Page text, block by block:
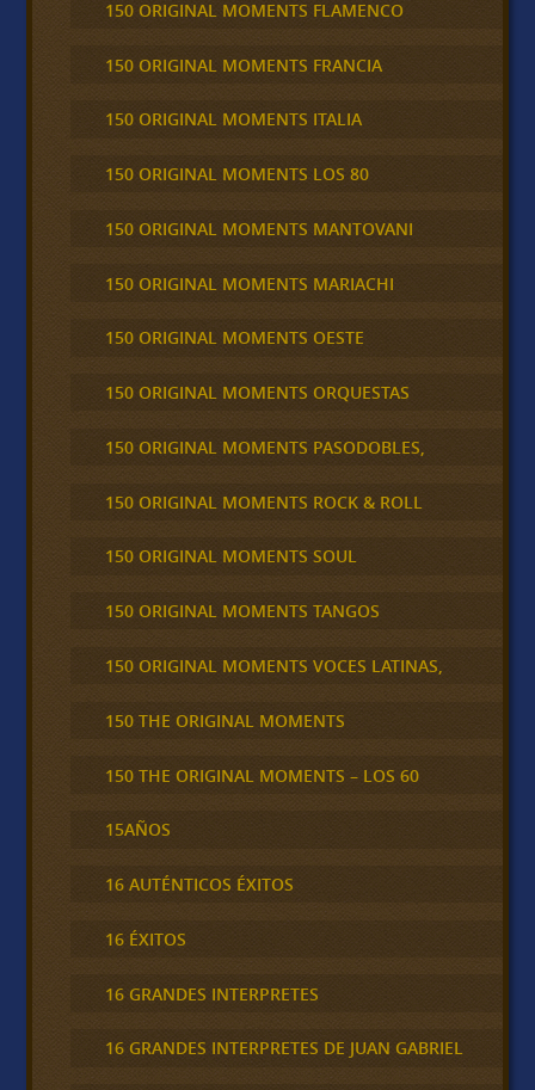
150 ORIGINAL MOMENTS FLAMENCO
150 ORIGINAL MOMENTS FRANCIA
150 ORIGINAL MOMENTS ITALIA
150 ORIGINAL MOMENTS LOS 80
150 ORIGINAL MOMENTS MANTOVANI
150 ORIGINAL MOMENTS MARIACHI
150 ORIGINAL MOMENTS OESTE
150 ORIGINAL MOMENTS ORQUESTAS
150 ORIGINAL MOMENTS PASODOBLES,
150 ORIGINAL MOMENTS ROCK & ROLL
150 ORIGINAL MOMENTS SOUL
150 ORIGINAL MOMENTS TANGOS
150 ORIGINAL MOMENTS VOCES LATINAS,
150 THE ORIGINAL MOMENTS
150 THE ORIGINAL MOMENTS – LOS 60
15AÑOS
16 AUTÉNTICOS ÉXITOS
16 ÉXITOS
16 GRANDES INTERPRETES
16 GRANDES INTERPRETES DE JUAN GABRIEL